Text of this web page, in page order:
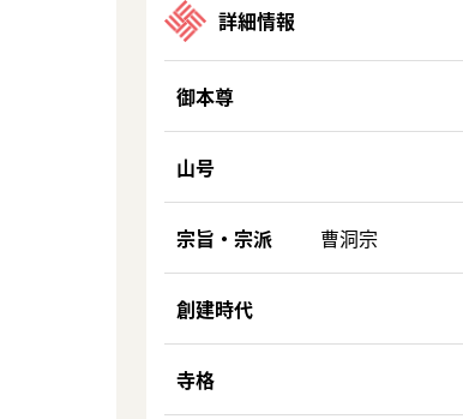
詳細情報
御本尊
山号
宗旨・宗派 曹洞宗
創建時代
寺格